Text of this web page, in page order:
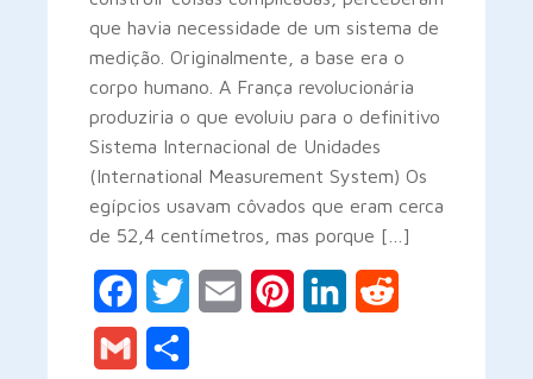
que havia necessidade de um sistema de
medição. Originalmente, a base era o
corpo humano. A França revolucionária
produziria o que evoluiu para o definitivo
Sistema Internacional de Unidades
(International Measurement System) Os
egípcios usavam côvados que eram cerca
de 52,4 centímetros, mas porque […]
FacebookTwitter Email PinterestLinkedIn
Gmail